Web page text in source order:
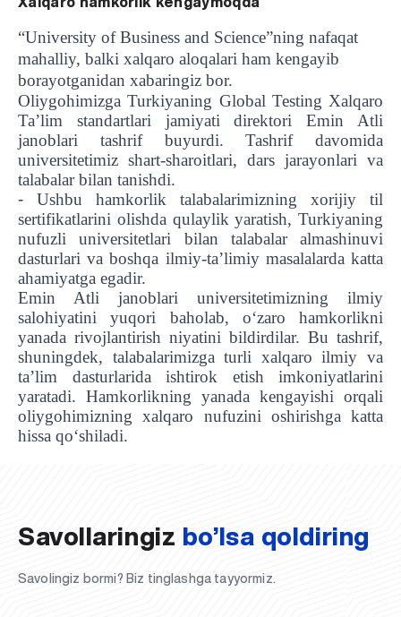
“University of Business and Science”ning nafaqat
mahalliy, balki xalqaro aloqalari ham kengayib
borayotganidan xabaringiz bor.
Oliygohimizga Turkiyaning Global Testing Xalqaro
Ta’lim standartlari jamiyati direktori Emin Atli
janoblari tashrif buyurdi. Tashrif davomida
universitetimiz shart-sharoitlari, dars jarayonlari va
talabalar bilan tanishdi.
- Ushbu hamkorlik talabalarimizning xorijiy til
sertifikatlarini olishda qulaylik yaratish, Turkiyaning
nufuzli universitetlari bilan talabalar almashinuvi
dasturlari va boshqa ilmiy-ta’limiy masalalarda katta
ahamiyatga egadir.
Emin Atli janoblari universitetimizning ilmiy
salohiyatini yuqori baholab, o‘zaro hamkorlikni
yanada rivojlantirish niyatini bildirdilar. Bu tashrif,
shuningdek, talabalarimizga turli xalqaro ilmiy va
ta’lim dasturlarida ishtirok etish imkoniyatlarini
yaratadi. Hamkorlikning yanada kengayishi orqali
oliygohimizning xalqaro nufuzini oshirishga katta
hissa qo‘shiladi.
UBS professori "Yangi O‘zbekiston yosh olimlari"
qatoridan joy oldi!
Sevimli "UBS xabarnomasi" gazetamizning yangi soni
nashrdan chiqdi!
UBS faoliyati tahlili va istiqboldagi rejalar
UBS oʻqituvchilari Qirgʻizistonda malaka oshirdi
G‘alaba sari olg‘a, O‘zbekiston!
TAYINLOV
UBS OAVda
UBS va bitiruvchi talabalar viloyat hokimligi tomonidan
taqdirlandi
Til oʻrganishda Ovropacha aytganda "level up" qilishni
xohlaysizmi?
Inson kapitaliga yo‘naltirilgan investitsiya — Yangi
O‘zbekiston taraqqiyotining eng muhim tayanchi
Savollaringiz bo’lsa qoldiring
Savolingiz bormi? Biz tinglashga tayyormiz.